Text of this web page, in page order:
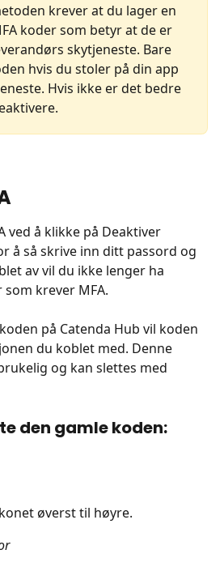
krever at du lager en
koder som betyr at de er
skytjeneste. Bare
hvis du stoler på din app
Hvis ikke er det bedre
ved å klikke på Deaktiver
å så skrive inn ditt passord og
av vil du ikke lenger ha
krever MFA.
på Catenda Hub vil koden
du koblet med. Denne
og kan slettes med
den gamle koden:
øverst til høyre.